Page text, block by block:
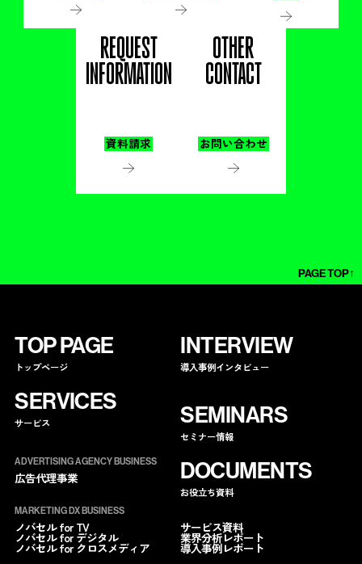
REQUEST
INFORMATION
資料請求
OTHER
CONTACT
お問い合わせ
PAGE TOP↑
TOP PAGE
トップページ
INTERVIEW
導入事例インタビュー
SERVICES
サービス
ADVERTISING AGENCY BUSINESS
広告代理事業
MARKETING DX BUSINESS
ノバセル for TV
ノバセル for デジタル
ノバセル for クロスメディア
SEMINARS
セミナー情報
DOCUMENTS
お役立ち資料
サービス資料
業界分析レポート
導入事例レポート